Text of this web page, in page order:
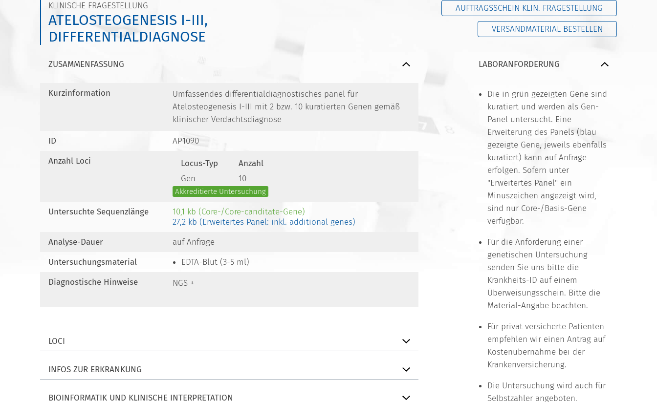
KLINISCHE FRAGESTELLUNG
ATELOSTEOGENESIS I-III,
DIFFERENTIALDIAGNOSE
AUFTRAGSSCHEIN KLIN. FRAGESTELLUNG
VERSANDMATERIAL BESTELLEN
ZUSAMMENFASSUNG
Kurzinformation
Umfassendes differentialdiagnostisches panel für
Atelosteogenesis I-III mit 2 bzw. 10 kuratierten Genen gemäß
klinischer Verdachtsdiagnose
ID
AP1090
Anzahl Loci
Locus-Typ
Anzahl
Gen
10
Akkreditierte Untersuchung
Untersuchte Sequenzlänge
10,1 kb (Core-/Core-canditate-Gene)
27,2 kb (Erweitertes Panel: inkl. additional genes)
Analyse-Dauer
auf Anfrage
Untersuchungsmaterial
EDTA-Blut (3-5 ml)
Diagnostische Hinweise
NGS +
LOCI
INFOS ZUR ERKRANKUNG
BIOINFORMATIK UND KLINISCHE INTERPRETATION
LABORANFORDERUNG
Die in grün gezeigten Gene sind
kuratiert und werden als Gen-
Panel untersucht. Eine
Erweiterung des Panels (blau
gezeigte Gene, jeweils ebenfalls
kuratiert) kann auf Anfrage
erfolgen. Sofern unter
"Erweitertes Panel" ein
Minuszeichen angezeigt wird,
sind nur Core-/Basis-Gene
verfügbar.
Für die Anforderung einer
genetischen Untersuchung
senden Sie uns bitte die
Krankheits-ID auf einem
Überweisungsschein. Bitte die
Material-Angabe beachten.
Für privat versicherte Patienten
empfehlen wir einen Antrag auf
Kostenübernahme bei der
Krankenversicherung.
Die Untersuchung wird auch für
Selbstzahler angeboten.